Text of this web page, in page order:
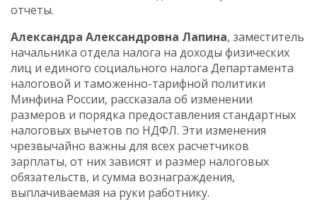
отчеты.
Александра Александровна Лапина, заместитель
начальника отдела налога на доходы физических
лиц и единого социального налога Департамента
налоговой и таможенно-тарифной политики
Минфина России, рассказала об изменении
размеров и порядка предоставления стандартных
налоговых вычетов по НДФЛ. Эти изменения
чрезвычайно важны для всех расчетчиков
зарплаты, от них зависят и размер налоговых
обязательств, и сумма вознаграждения,
выплачиваемая на руки работнику.